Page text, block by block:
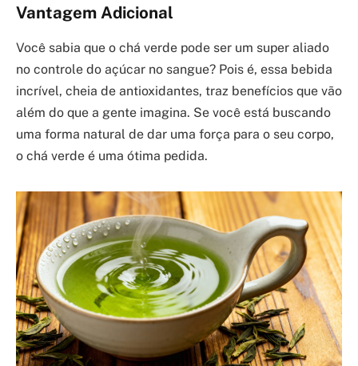
Vantagem Adicional
Você sabia que o chá verde pode ser um super aliado
no controle do açúcar no sangue? Pois é, essa bebida
incrível, cheia de antioxidantes, traz benefícios que vão
além do que a gente imagina. Se você está buscando
uma forma natural de dar uma força para o seu corpo,
o chá verde é uma ótima pedida.